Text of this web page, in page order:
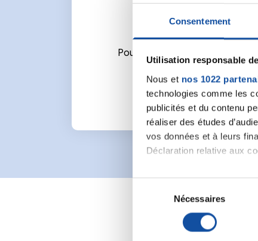
Consentement
Utilisation responsable
Nous et nos 1022
technologies comme les
publicités et du contenu
réaliser des études
vos données et à leurs
Déclaration relative aux
Si vous le permettez,
Collecter des
digitales).
Nécessaires
Pour écrire un commentaire